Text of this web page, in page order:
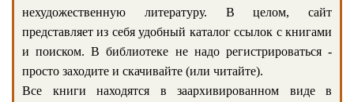
нехудожественную литературу. В целом, сайт
представляет из себя удобный каталог ссылок с книгами
и поиском. В библиотеке не надо регистрироваться -
просто заходите и скачивайте (или читайте).
Все книги находятся в заархивированном виде в